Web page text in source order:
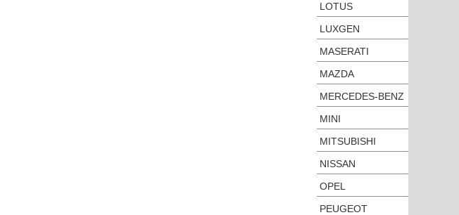
LOTUS
LUXGEN
MASERATI
MAZDA
MERCEDES-BENZ
MINI
MITSUBISHI
NISSAN
OPEL
PEUGEOT